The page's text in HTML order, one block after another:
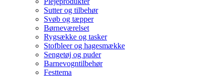
Sutter og tilbehør
Svøb og tæpper
Børneværelset
Rygsække og tasker
Stofbleer og hagesmække
Sengetøj og puder
Barnevogntilbehør
Festtema